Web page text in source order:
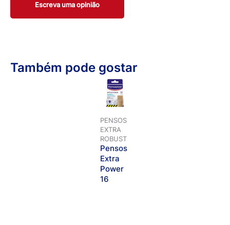
Escreva uma opinião
Também pode gostar
PENSOS
EXTRA
ROBUST
Pensos
Extra
Power
16